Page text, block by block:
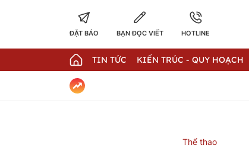
ĐẶT BÁO BẠN ĐỌC VIẾT HOTLINE
TIN TỨC KIẾN TRÚC - QUY HOẠCH
Thể thao